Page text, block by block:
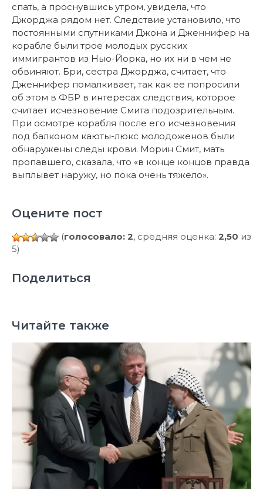
спать, а проснувшись утром, увидела, что
Джорджа рядом нет. Следствие установило, что
постоянными спутниками Джона и Дженнифер на
корабле были трое молодых русских
иммигрантов из Нью-Йорка, но их ни в чем не
обвиняют. Бри, сестра Джорджа, считает, что
Дженнифер помалкивает, так как ее попросили
об этом в ФБР в интересах следствия, которое
считает исчезновение Смита подозрительным.
При осмотре корабля после его исчезновения
под балконом каюты-люкс молодоженов были
обнаружены следы крови. Морин Смит, мать
пропавшего, сказала, что «в конце концов правда
выплывет наружу, но пока очень тяжело».
Оцените пост
(голосовало: 2, средняя оценка: 2,50 из
5)
Поделиться
Читайте также